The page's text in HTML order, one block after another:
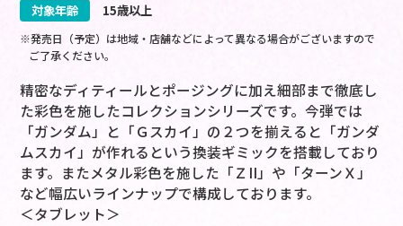
対象年齢
15歳以上
※発売日（予定）は地域・店舗などによって異なる場合がございますので
ご了承ください。
精密なディティールとポージングに加え細部まで徹底し
た彩色を施したコレクションシリーズです。今弾では
「ガンダム」と「Ｇスカイ」の２つを揃えると「ガンダ
ムスカイ」が作れるという換装ギミックを搭載しており
ます。またメタル彩色を施した「ＺII」や「ターンＸ」
など幅広いラインナップで構成しております。
＜タブレット＞